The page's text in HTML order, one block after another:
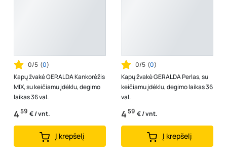
0/5 (0)
Kapų žvakė GERALDA Kankorėžis
MIX, su keičiamu įdėklu, degimo
laikas 36 val.
459 € / vnt.
Į krepšelį
0/5 (0)
Kapų žvakė GERALDA Perlas, su
keičiamu įdėklu, degimo laikas 36
val.
459 € / vnt.
Į krepšelį